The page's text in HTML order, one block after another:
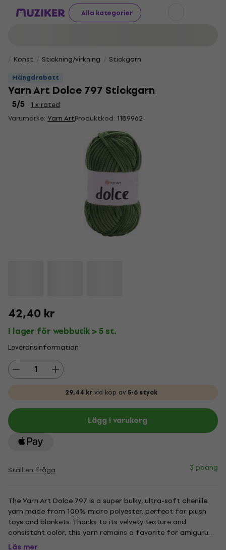
Alla kategorier
Konst Stickning/virkning
Stickgarn
Mängdrabatt
Yarn Art Dolce 797 Stickgarn
5/5
1 x rated
Varumärke: Yarn ArtProduktkod: 1189962
42,40 kr
I lager för webbutik > 5 st.
Leveransinformation
29,44 krvid köp av 5-6 styck
Lägg i varukorg
Ställ en fråga 3 poäng
The Yarn Art Dolce 797 is a super bulky, ultra-soft chenille
yarn made from 100% micro polyester, perfect for plush
toys and blankets. Thanks to its velvety texture and
consistent color, this yarn remains a favorite for amigurumi
and home accessories. Soft, plush results make it ideal for
Läs mer